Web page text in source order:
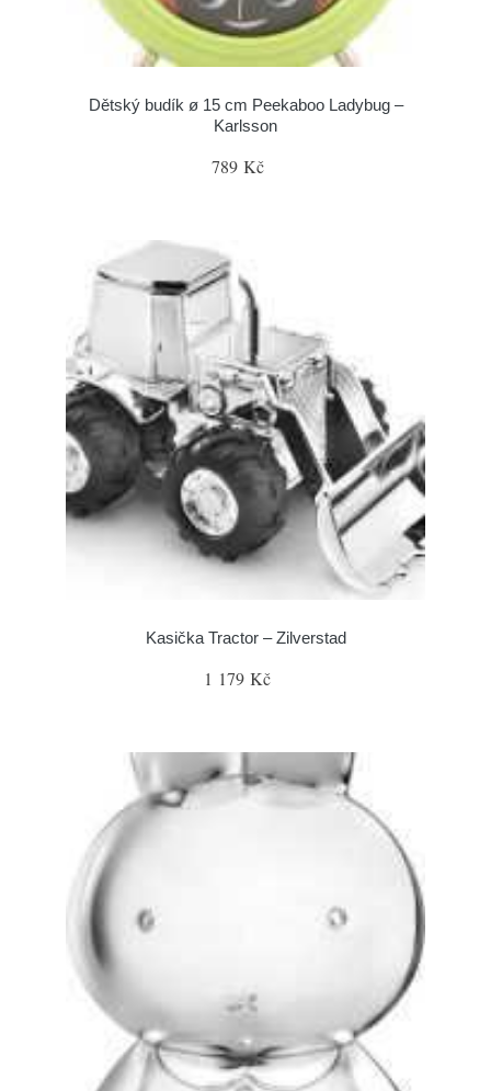
Dětský budík ø 15 cm Peekaboo Ladybug –
Karlsson
789 Kč
Kasička Tractor – Zilverstad
1 179 Kč